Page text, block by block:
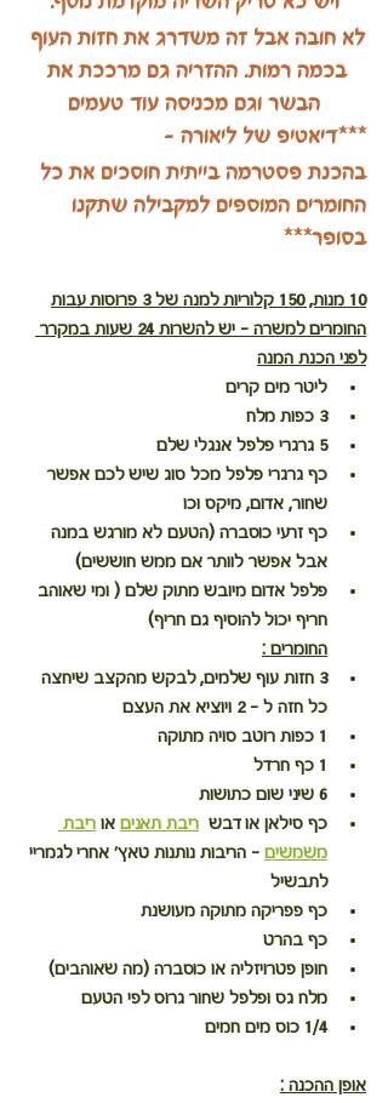
לא חובה אבל זה משדרג את חזות העוף
בכמה רמות. ההזריה גם מרככת את
הבשר וגם מכניסה עוד טעמים
***דיאטיפ של ליאורה -
בהכנת פסטרמה בייתית חוסכים את כל
החומרים המוספים למקבילה שתקנו
בסופר***
10 מנות, 150 קלוריות למנה של 3 פרוסות עבות
החומרים למשרה - יש להשרות 24 שעות במקרר
לפני הכנת המנה
ליטר מים קרים
3 כפות מלח
5 גרגרי פלפל אנגלי שלם
כף גרגרי פלפל מכל סוג שיש לכם אפשר
שחור, אדום, מיקס וכו
כף זרעי כוסברה (הטעם לא מורגש במנה
אבל אפשר לוותר אם ממש חוששים)
פלפל אדום מיובש מתוק שלם ( ומי שאוהב
חריף יכול להוסיף גם חריף)
החומרים :
3 חזות עוף שלמים, לבקש מהקצב שיחצה
כל חזה ל - 2 ויוציא את העצם
1 כפות רוטב סויה מתוקה
1 כף חרדל
6 שיני שום כתושות
כף סילאן או דבש ריבת תאנים או ריבת
משמשים - הריבות נותנות טאץ' אחרי לגמריי
לתבשיל
כף פפריקה מתוקה מעושנת
כף בהרט
חופן פטרויזליה או כוסברה (מה שאוהבים)
מלח גס ופלפל שחור גרוס לפי הטעם
1/4 כוס מים חמים
אופן ההכנה :